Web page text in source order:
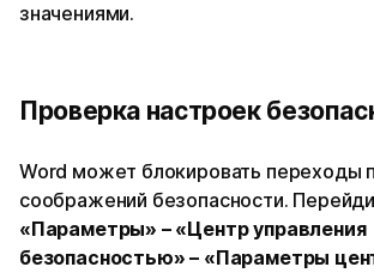
значениями.
Проверка настроек
Word может блокировать переходы
соображений безопасности.
«Параметры» – «Центр управления
безопасностью» – «Параметры